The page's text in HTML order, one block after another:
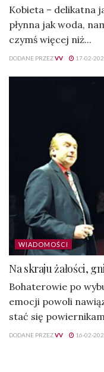
Kobieta – delikatna
płynna jak woda,
czymś więcej niż...
DODANE PRZEZVV 17-02-
WIADOMOŚCI
Na skraju żałości,
Bohaterowie po
emocji powoli
stać się
DODANE PRZEZVV 16-02-